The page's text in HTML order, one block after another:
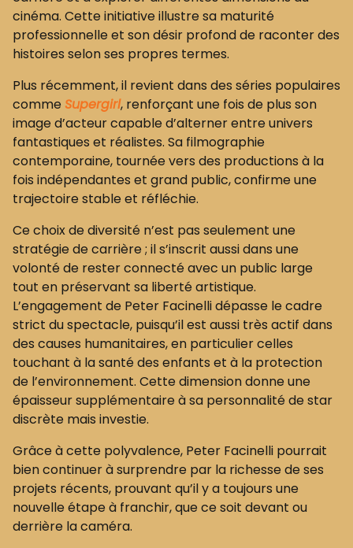
cinéma. Cette initiative illustre sa maturité
professionnelle et son désir profond de raconter des
histoires selon ses propres termes.
Plus récemment, il revient dans des séries populaires
comme Supergirl, renforçant une fois de plus son
image d’acteur capable d’alterner entre univers
fantastiques et réalistes. Sa filmographie
contemporaine, tournée vers des productions à la
fois indépendantes et grand public, confirme une
trajectoire stable et réfléchie.
Ce choix de diversité n’est pas seulement une
stratégie de carrière ; il s’inscrit aussi dans une
volonté de rester connecté avec un public large
tout en préservant sa liberté artistique.
L’engagement de Peter Facinelli dépasse le cadre
strict du spectacle, puisqu’il est aussi très actif dans
des causes humanitaires, en particulier celles
touchant à la santé des enfants et à la protection
de l’environnement. Cette dimension donne une
épaisseur supplémentaire à sa personnalité de star
discrète mais investie.
Grâce à cette polyvalence, Peter Facinelli pourrait
bien continuer à surprendre par la richesse de ses
projets récents, prouvant qu’il y a toujours une
nouvelle étape à franchir, que ce soit devant ou
derrière la caméra.